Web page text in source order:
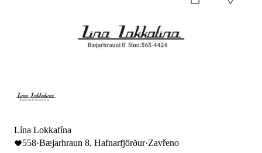
Lína Lokkafína
558·Bæjarhraun 8, Hafnarfjörður·Zavřeno